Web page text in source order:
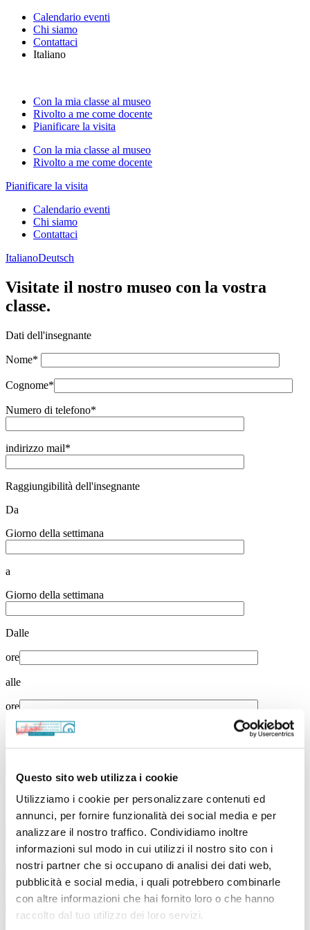
Questo sito web utilizza i cookie
Utilizziamo i cookie per personalizzare contenuti ed
annunci, per fornire funzionalità dei social media e per
analizzare il nostro traffico. Condividiamo inoltre
informazioni sul modo in cui utilizzi il nostro sito con i
nostri partner che si occupano di analisi dei dati web,
pubblicità e social media, i quali potrebbero combinarle
con altre informazioni che hai fornito loro o che hanno
raccolto dal tuo utilizzo dei loro servizi.
Calendario eventi
Chi siamo
Contattaci
Italiano
Con la mia classe al museo
Rivolto a me come docente
Pianificare la visita
Con la mia classe al museo
Rivolto a me come docente
Pianificare la visita
Calendario eventi
Chi siamo
Contattaci
ItalianoDeutsch
Visitate il nostro museo con la vostra
classe.
Dati dell'insegnante
Nome*
Cognome*
Numero di telefono*
indirizzo mail*
Raggiungibilità dell'insegnante
Da
Giorno della settimana
a
Giorno della settimana
Dalle
ore
alle
ore
Scuola
Località
Classe(p.e. 1A, 1B ...)
Numero di studenti
Tipo di scuola*